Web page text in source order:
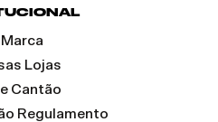
Lojas
Cantão
Regulamento